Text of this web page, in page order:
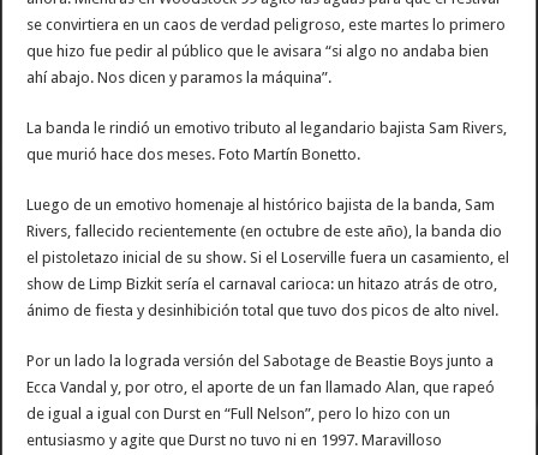
se convirtiera en un caos de verdad peligroso, este martes lo primero
que hizo fue pedir al público que le avisara “si algo no andaba bien
ahí abajo. Nos dicen y paramos la máquina”.
La banda le rindió un emotivo tributo al legandario bajista Sam Rivers,
que murió hace dos meses. Foto Martín Bonetto.
Luego de un emotivo homenaje al histórico bajista de la banda, Sam
Rivers, fallecido recientemente (en octubre de este año), la banda dio
el pistoletazo inicial de su show. Si el Loserville fuera un casamiento, el
show de Limp Bizkit sería el carnaval carioca: un hitazo atrás de otro,
ánimo de fiesta y desinhibición total que tuvo dos picos de alto nivel.
Por un lado la lograda versión del Sabotage de Beastie Boys junto a
Ecca Vandal y, por otro, el aporte de un fan llamado Alan, que rapeó
de igual a igual con Durst en “Full Nelson”, pero lo hizo con un
entusiasmo y agite que Durst no tuvo ni en 1997. Maravilloso